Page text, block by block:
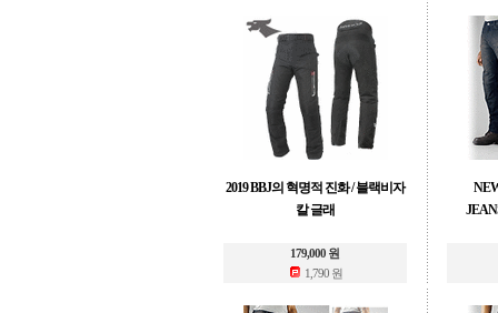
2019 BBJ의 혁명적 진화 / 블랙비자
칼 글래
179,000 원
1,790 원